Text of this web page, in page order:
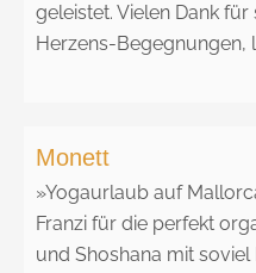
geleistet. Vielen Dank
Herzens-Begegnungen,
Monett
»Yogaurlaub auf
Franzi für die perfekt
und Shoshana mit